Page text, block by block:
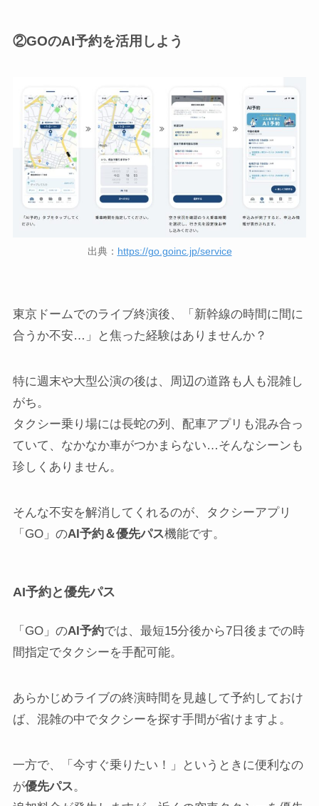
②GOのAI予約を活用しよう
出典： https://go.goinc.jp/service
東京ドームでのライブ終演後、「新幹線の時間に間に
合うか不安…」と焦った経験はありませんか？
特に週末や大型公演の後は、周辺の道路も人も混雑し
がち。
タクシー乗り場には長蛇の列、配車アプリも混み合っ
ていて、なかなか車がつかまらない…そんなシーンも
珍しくありません。
そんな不安を解消してくれるのが、タクシーアプリ
「GO」のAI予約＆優先パス機能です。
AI予約と優先パス
「GO」のAI予約では、最短15分後から7日後までの時
間指定でタクシーを手配可能。
あらかじめライブの終演時間を見越して予約しておけ
ば、混雑の中でタクシーを探す手間が省けますよ。
一方で、「今すぐ乗りたい！」というときに便利なの
が優先パス 。